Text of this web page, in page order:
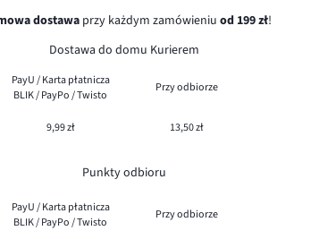
dostawaprzy każdym zamówieniu od 199 zł!
Dostawa do domu Kurierem
PayU / Karta płatnicza
BLIK / PayPo / Twisto
Przy odbiorze
9,99 zł 13,50 zł
Punkty odbioru
PayU / Karta płatnicza
BLIK / PayPo / Twisto
Przy odbiorze